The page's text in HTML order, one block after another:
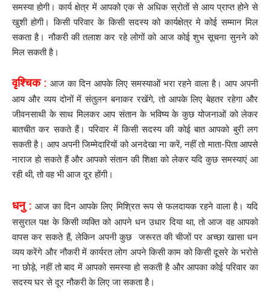
समस्या होगी। कार्य क्षेत्र में आपको एक से अधिक स्रोतों से आय प्राप्त होने से
खुशी होगी। किसी परिवार के किसी सदस्य को कार्यक्षेत्र मे कोई सम्मान मिल
सकता है। नौकरी की तलाश कर रहे लोगों को आज कोई शुभ सूचना सुनने को
मिल सकती है।
वृश्चिक : आज का दिन आपके लिए समस्याओं भरा रहने वाला है। आप अपनी
आय और व्यय दोनों में संतुलन बनाकर रखेंगे, तो आपके लिए बेहतर रहेगा और
जीवनसाथी के साथ मिलकर आप संतान के भविष्य के कुछ योजनाओं को लेकर
बातचीत कर सकते हैं। परिवार में किसी सदस्य की कोई बात आपको बुरी लग
सकती है। आप अपनी जिम्मेदारियों को अनदेखा ना करें, नहीं तो माता-पिता आपसे
नाराज हो सकते हैं और आपको संतान की शिक्षा को लेकर यदि कुछ समस्याएं आ
रही थी, तो वह भी आज दूर होंगी।
धनु : आज का दिन आपके लिए मिश्रित रूप से फलदायक रहने वाला है। यदि
ससुराल पक्ष के किसी व्यक्ति को आपने धन उधार दिया था, तो आज वह आपको
वापस कर सकते हैं, लेकिन अपनी कुछ जरूरत की चीजों पर अच्छा खासा धन
व्यय करेंगे और नौकरी में कार्यरत लोग अपने किसी काम को किसी दूसरे के भरोसे
ना छोड़े, नहीं तो बाद में आपको समस्या हो सकती है और आपका कोई परिवार का
सदस्य घर से दूर नौकरी के लिए जा सकता है।